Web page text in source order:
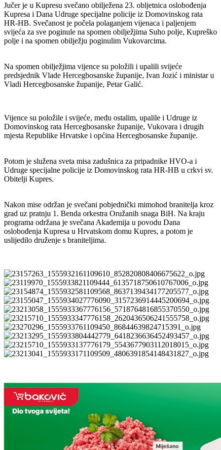
Jučer je u Kupresu svečano obilježena 23. obljetnica oslobođenja
Kupresa i Dana Udruge specijalne policije iz Domovinskog rata
HR-HB. Svečanost je počela polaganjem vijenaca i paljenjem
svijeća za sve poginule na spomen obilježjima Suho polje, Kupreško
polje i na spomen obilježju poginulim Vukovarcima.
Na spomen obilježjima vijence su položili i upalili svijeće
predsjednik Vlade Hercegbosanske županije, Ivan Jozić i ministar u
Vladi Hercegbosanske županije, Petar Galić.
Vijence su položile i svijeće, među ostalim, upalile i Udruge iz
Domovinskog rata Hercegbosanske županije, Vukovara i drugih
mjesta Republike Hrvatske i općina Hercegbosanske županije.
Potom je služena sveta misa zadušnica za pripadnike HVO-a i
Udruge specijalne policije iz Domovinskog rata HR-HB u crkvi sv.
Obitelji Kupres.
Nakon mise održan je svečani pobjednički mimohod branitelja kroz
grad uz pratnju 1. Benda orkestra Oružanih snaga BiH. Na kraju
programa održana je svečana Akademija u povodu Dana
oslobođenja Kupresa u Hrvatskom domu Kupres, a potom je
uslijedilo druženje s braniteljima.